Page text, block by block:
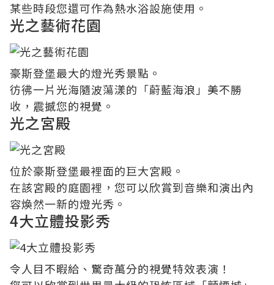
某些時段您還可作為熱水浴設施使用。
光之藝術花園
豪斯登堡最大的燈光秀景點。
彷彿一片光海隨波蕩漾的「蔚藍海浪」美不勝
收，震撼您的視覺。
光之宮殿
位於豪斯登堡最裡面的巨大宮殿。
在該宮殿的庭園裡，您可以欣賞到音樂和演出內
容煥然一新的燈光秀。
4大立體投影秀
令人目不暇給、驚奇萬分的視覺特效表演！